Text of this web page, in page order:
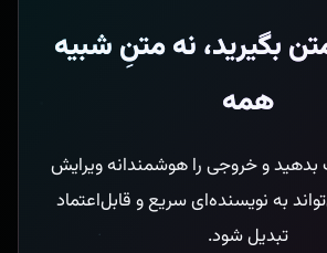
بگیرید، نه متنِ شبیه
همه
بدهید و خروجی را هوشمندانه ویرایش
به نویسنده‌ای سریع و قابل‌اعتماد
تبدیل شود.